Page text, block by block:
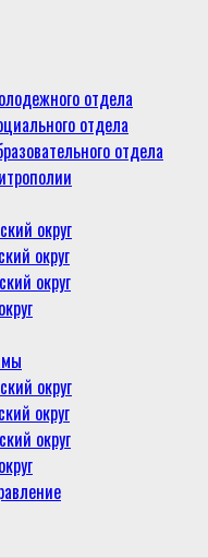
отдела
отдела
отдела
округ
округ
округ
округ
округ
округ